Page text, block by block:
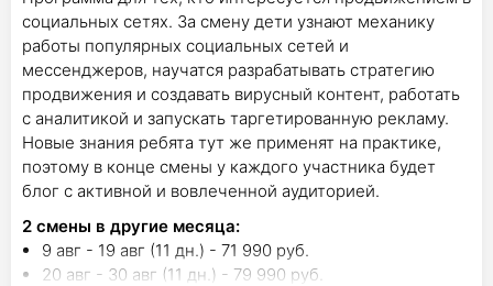
социальных сетях. За смену дети узнают механику
работы популярных социальных сетей и
мессенджеров, научатся разрабатывать стратегию
продвижения и создавать вирусный контент, работать
с аналитикой и запускать таргетированную рекламу.
Новые знания ребята тут же применят на практике,
поэтому в конце смены у каждого участника будет
блог с активной и вовлеченной аудиторией.
2 смены в другие месяца:
9 авг - 19 авг (11 дн.) - 71 990 руб.
20 авг - 30 авг (11 дн.) - 79 990 руб.